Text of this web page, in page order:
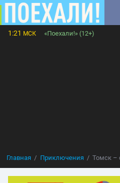
1:21 МСК «Поехали!» (12+)
Главная Приключения Томск –